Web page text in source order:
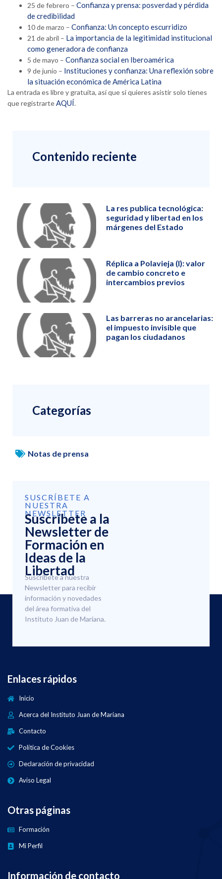
25 de febrero – Confianza y prensa: posverdad y pérdida
de credibilidad
10 de marzo – Confianza: Un concepto escurridizo
21 de abril – La importancia de la legitimidad institucional
como generadora de confianza
5 de mayo – Confianza social en Iberoamérica
9 de junio – Instituciones y confianza: Una reflexión sobre
la situación económica de América Latina
La entrada es libre y gratuita, así que si quieres asistir solo tienes
que registrarteAQUÍ.
Contenido reciente
La res publica tecnológica:
seguridad y libertad en los
márgenes del Estado
Réplica a Polavieja (I): valor
de cambio concreto e
intercambios previos
Las barreras no arancelarias:
el impuesto invisible que
pagan los ciudadanos
Categorías
Notas de prensa
SUSCRÍBETE A
NUESTRA
NEWSLETTER
Suscríbete a la
Newsletter de
Formación en
Ideas de la
Libertad
Suscríbete a nuestra
Newsletter para recibir
información y novedades
del área formativa del
Instituto Juan de Mariana.
Enlaces rápidos
Inicio
Acerca del Instituto Juan de Mariana
Contacto
Política de Cookies
Declaración de privacidad
Aviso Legal
Otras páginas
Formación
Mi Perfil
Información de contacto